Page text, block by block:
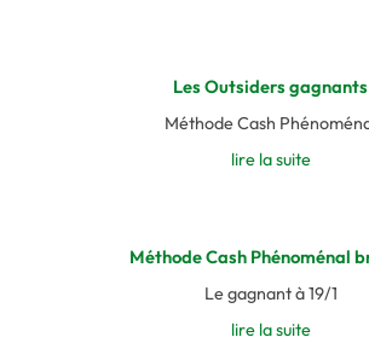
Les Outsiders gagnants
Méthode Cash
lire la suite
Méthode Cash Phénoménal
Le gagnant à 19/1
lire la suite